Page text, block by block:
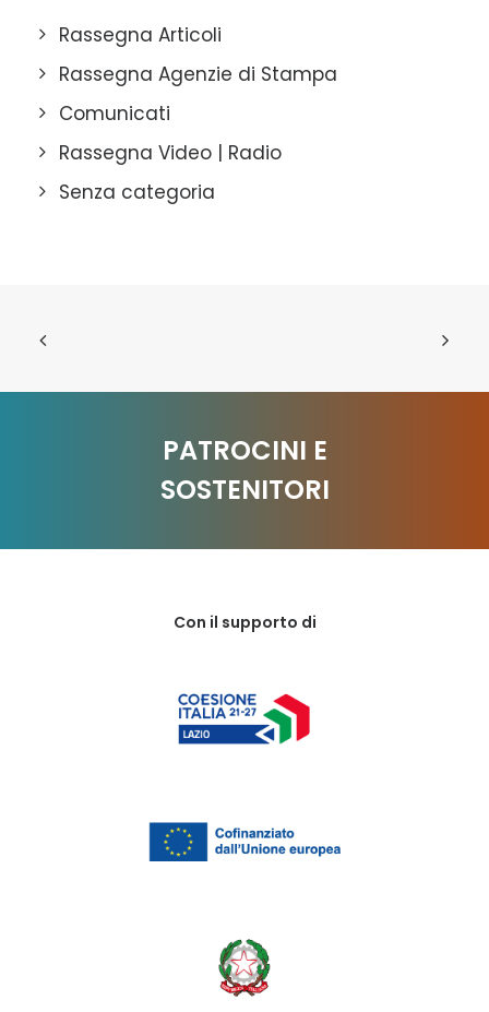
Rassegna Articoli
Rassegna Agenzie di Stampa
Comunicati
Rassegna Video | Radio
Senza categoria
PATROCINI E
SOSTENITORI
Con il supporto di